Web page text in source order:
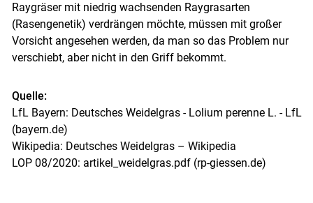
Raygräser mit niedrig wachsenden Raygrasarten
(Rasengenetik) verdrängen möchte, müssen mit großer
Vorsicht angesehen werden, da man so das Problem nur
verschiebt, aber nicht in den Griff bekommt.
Quelle:
LfL Bayern: Deutsches Weidelgras - Lolium perenne L. - LfL
(bayern.de)
Wikipedia: Deutsches Weidelgras – Wikipedia
LOP 08/2020: artikel_weidelgras.pdf (rp-giessen.de)